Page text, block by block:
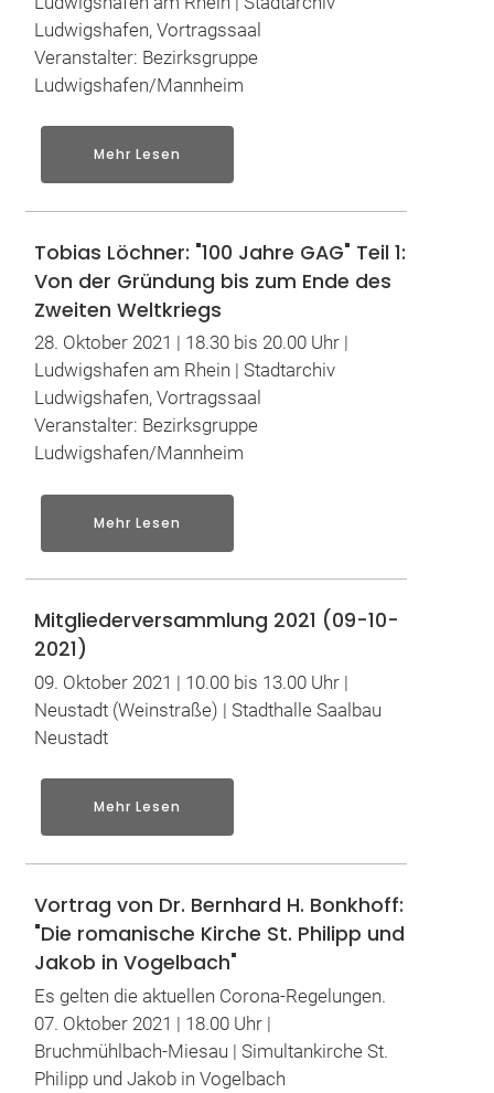
Ludwigshafen, Vortragssaal
Veranstalter: Bezirksgruppe
Ludwigshafen/Mannheim
Mehr Lesen
Tobias Löchner: "100 Jahre GAG" Teil 1:
Von der Gründung bis zum Ende des
Zweiten Weltkriegs
28. Oktober 2021 | 18.30 bis 20.00 Uhr |
Ludwigshafen am Rhein | Stadtarchiv
Ludwigshafen, Vortragssaal
Veranstalter: Bezirksgruppe
Ludwigshafen/Mannheim
Mehr Lesen
Mitgliederversammlung 2021 (09-10-
2021)
09. Oktober 2021 | 10.00 bis 13.00 Uhr |
Neustadt (Weinstraße) | Stadthalle Saalbau
Neustadt
Mehr Lesen
Vortrag von Dr. Bernhard H. Bonkhoff:
"Die romanische Kirche St. Philipp und
Jakob in Vogelbach"
Es gelten die aktuellen Corona-Regelungen.
07. Oktober 2021 | 18.00 Uhr |
Bruchmühlbach-Miesau | Simultankirche St.
Philipp und Jakob in Vogelbach